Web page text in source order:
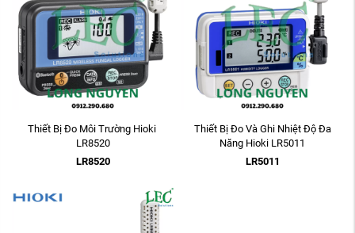
Thiết Bị Đo Môi Trường Hioki
LR8520
LR8520
Thiết Bị Đo Và Ghi Nhiệt Độ Đa
Năng Hioki LR5011
LR5011